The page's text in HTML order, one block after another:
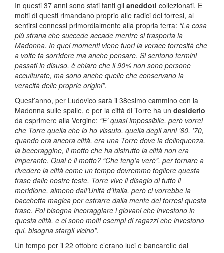
In questi 37 anni sono stati tanti gli aneddoti collezionati. E
molti di questi rimandano proprio alle radici dei torresi, al
sentirsi connessi primordialmente alla propria terra: “La cosa
più strana che succede accade mentre si trasporta la
Madonna. In quei momenti viene fuori la verace torresità che
a volte fa sorridere ma anche pensare. Si sentono termini
passati in disuso, è chiaro che il 90% non sono persone
acculturate, ma sono anche quelle che conservano la
veracità delle proprie origini”.
Quest’anno, per Ludovico sarà il 38esimo cammino con la
Madonna sulle spalle, e per la città di Torre ha un desiderio
da esprimere alla Vergine: “E’ quasi impossibile, però vorrei
che Torre quella che io ho vissuto, quella degli anni ’60, ’70,
quando era ancora città, era una Torre dove la delinquenza,
la beceraggine, il motto che ha distrutto la città non era
imperante. Qual è il motto? “Che teng’a verè”, per tornare a
rivedere la città come un tempo dovremmo togliere questa
frase dalle nostre teste. Torre vive il disagio di tutto il
meridione, almeno dall’Unità d’Italia, però ci vorrebbe la
bacchetta magica per estrarre dalla mente dei torresi questa
frase. Poi bisogna incoraggiare i giovani che investono in
questa città, e ci sono molti esempi di ragazzi che investono
qui, bisogna stargli vicino”.
Un tempo per il 22 ottobre c’erano luci e bancarelle dal